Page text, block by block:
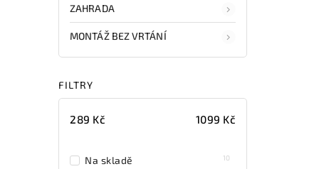
ZAHRADA
MONTÁŽ BEZ VRTÁNÍ
FILTRY
289 Kč 1099 Kč
Na skladě 10